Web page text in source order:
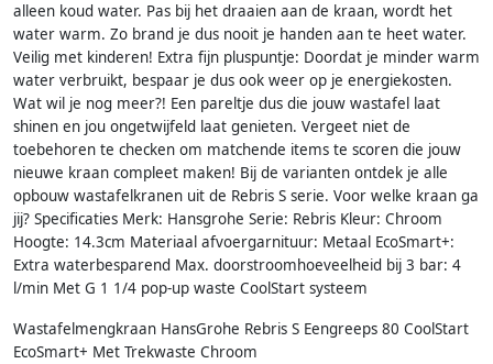
alleen koud water. Pas bij het draaien aan de kraan, wordt het
water warm. Zo brand je dus nooit je handen aan te heet water.
Veilig met kinderen! Extra fijn pluspuntje: Doordat je minder warm
water verbruikt, bespaar je dus ook weer op je energiekosten.
Wat wil je nog meer?! Een pareltje dus die jouw wastafel laat
shinen en jou ongetwijfeld laat genieten. Vergeet niet de
toebehoren te checken om matchende items te scoren die jouw
nieuwe kraan compleet maken! Bij de varianten ontdek je alle
opbouw wastafelkranen uit de Rebris S serie. Voor welke kraan ga
jij? Specificaties Merk: Hansgrohe Serie: Rebris Kleur: Chroom
Hoogte: 14.3cm Materiaal afvoergarnituur: Metaal EcoSmart+:
Extra waterbesparend Max. doorstroomhoeveelheid bij 3 bar: 4
l/min Met G 1 1/4 pop-up waste CoolStart systeem
Wastafelmengkraan HansGrohe Rebris S Eengreeps 80 CoolStart
EcoSmart+ Met Trekwaste Chroom